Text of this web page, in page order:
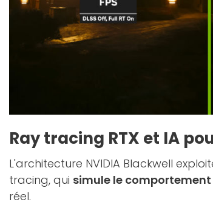
Ray tracing RTX et IA
L'architecture NVIDIA Blackwell
tracing, qui simule le
réel.